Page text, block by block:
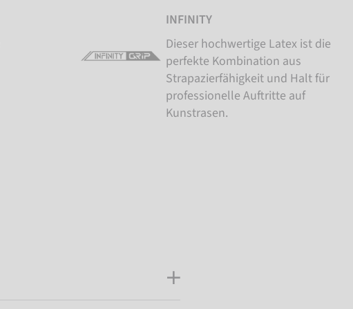
INFINITY
Dieser hochwertige Latex ist die
perfekte Kombination aus
Strapazierfähigkeit und Halt für
professionelle Auftritte auf
Kunstrasen.